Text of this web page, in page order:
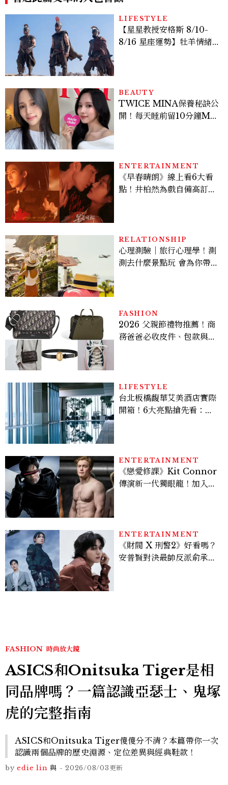
LIFESTYLE
【星星教授安格斯 8/10-
8/16 星座運勢】牡羊情緒
BEAUTY
TWICE MINA保養秘訣公
開！每天睡前留10分鐘ME
ENTERTAINMENT
《早春晴朗》線上看6大看
點！井柏然為戲自備高訂，
RELATIONSHIP
心理測驗｜旅行心理學！測
測去什麼景點玩 會為你帶來
FASHION
2026 父親節禮物推薦！商
務爸爸必收皮件、包款與鞋
LIFESTYLE
台北板橋馥華艾美酒店實際
開箱！6大亮點搶先看：新
ENTERTAINMENT
《戀愛修課》Kit Connor
傳演新一代獨眼龍！加入新
ENTERTAINMENT
《財閥 X 刑警2》好看嗎？
安普賢對決最帥反派俞承
FASHION 時尚放大鏡
ASICS和Onitsuka Tiger是相
同品牌嗎？一篇認識亞瑟士、鬼塚
虎的完整指南
ASICS和Onitsuka Tiger傻傻分不清？本篇帶你一次
認識兩個品牌的歷史淵源、定位差異與經典鞋款！
by edie lin 與 - 2026/08/03更新